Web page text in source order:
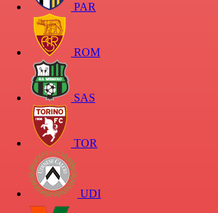
PAR
ROM
SAS
TOR
UDI